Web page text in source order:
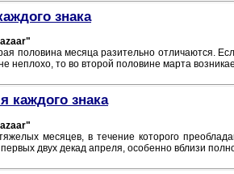
знака
половина месяца разительно отличаются.
неплохо, то во второй половине марта
каждого знака
месяцев, в течение которого
двух декад апреля, особенно вблизи